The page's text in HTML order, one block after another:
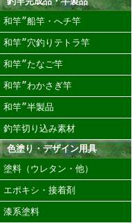
和竿”船竿・へチ竿
和竿”穴釣りテトラ竿
和竿”たなご竿
和竿”わかさぎ竿
和竿”半製品
釣竿切り込み素材
色塗り・デザイン用具
塗料（ウレタン・他）
エポキシ・接着剤
漆系塗料